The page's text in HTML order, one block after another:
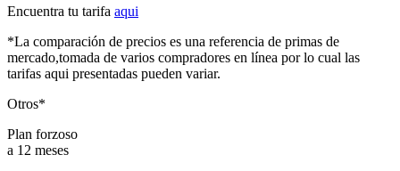
Encuentra tu tarifa aqui
*La comparación de precios es una referencia de primas de
mercado,tomada de varios compradores en línea por lo cual las
tarifas aqui presentadas pueden variar.
Otros*
Plan forzoso
a 12 meses